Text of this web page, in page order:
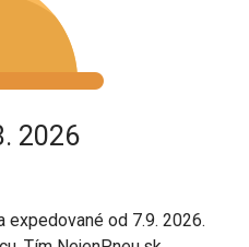
– do 690 kg
2026
expedované od 7.9. 2026.